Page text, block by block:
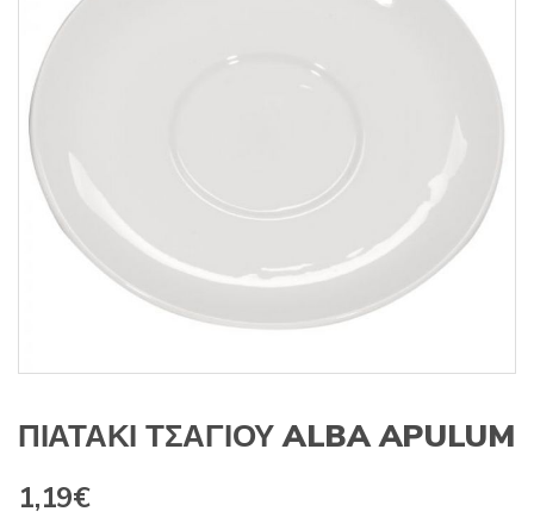
ΠΙΑΤΑΚΙ ΤΣΑΓΙΟΥ ALBA APULUM
1,19€